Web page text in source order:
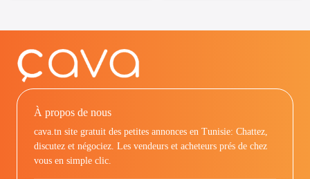
À propos de nous
cava.tn site gratuit des petites annonces en Tunisie: Chattez,
discutez et négociez. Les vendeurs et acheteurs prés de chez
vous en simple clic.